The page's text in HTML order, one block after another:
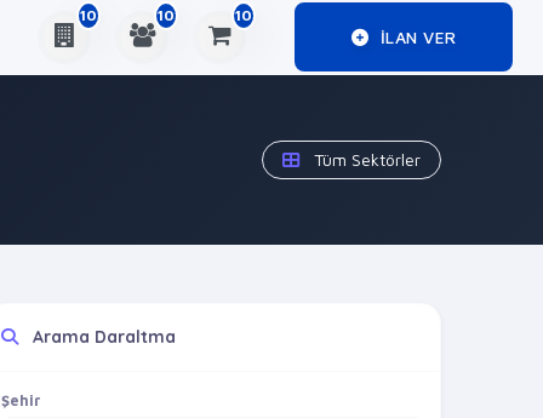
10 10 10
ILAN VER
Tüm Sektörler
Arama Daraltma
Şehir